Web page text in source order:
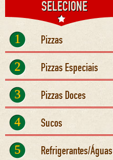
SELECIONE
1 Pizzas
2 Pizzas Especiais
3 Pizzas Doces
4 Sucos
5 Refrigerantes/Águas